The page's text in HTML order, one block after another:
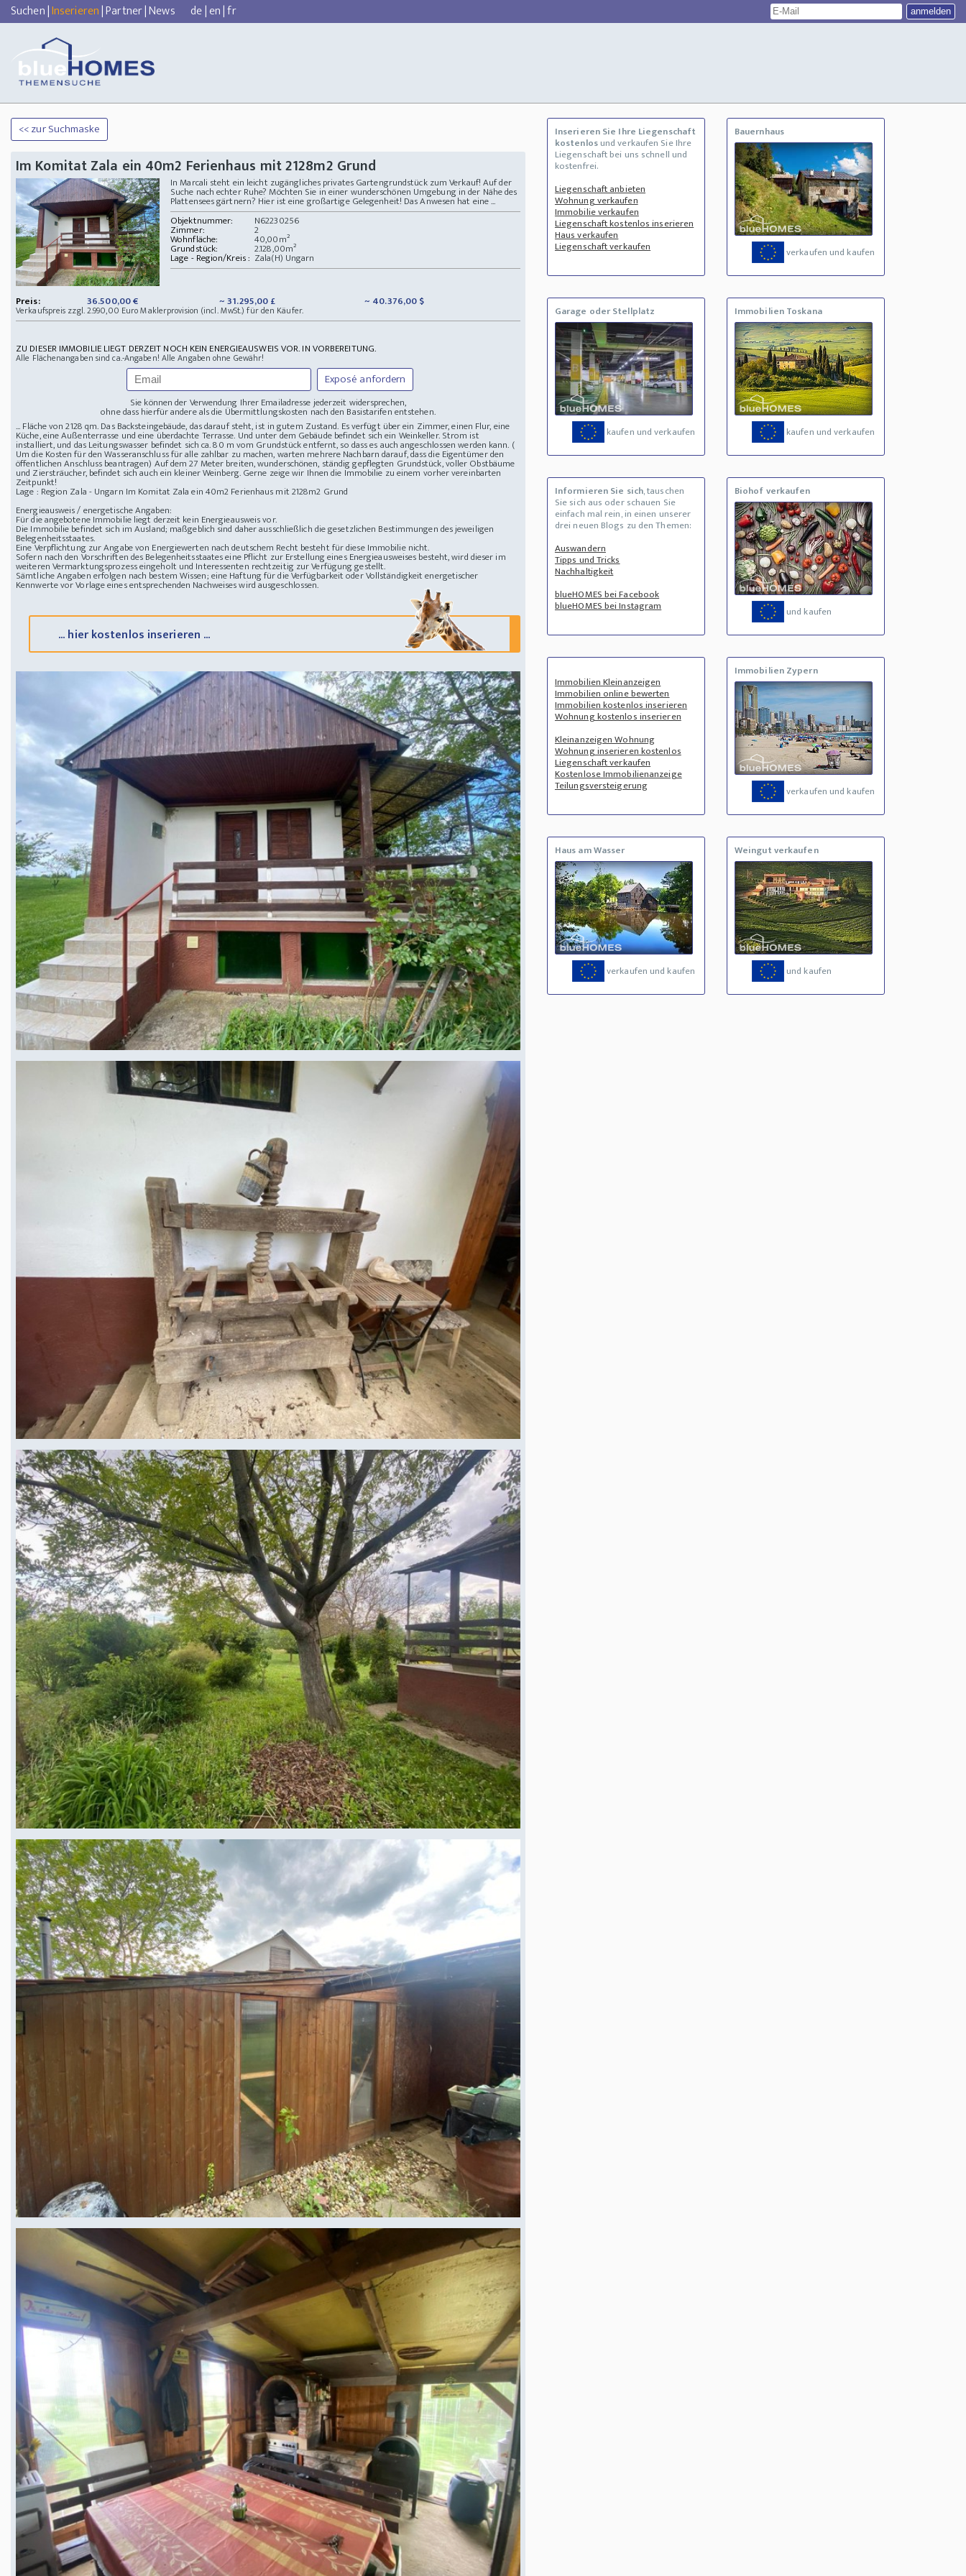
Suchen|Inserieren|Partner|News de|en|fr
<< zur Suchmaske
Im Komitat Zala ein 40m2 Ferienhaus mit 2128m2 Grund
In Marcali steht ein leicht zugängliches privates Gartengrundstück zum Verkauf! Auf der
Suche nach echter Ruhe? Möchten Sie in einer wunderschönen Umgebung in der Nähe des
Plattensees gärtnern? Hier ist eine großartige Gelegenheit! Das Anwesen hat eine ...
Objektnummer:
N62230256
Zimmer: 2
Wohnfläche: 40,00m²
Grundstück: 2.128,00m²
Lage - Region/Kreis : Zala(H) Ungarn
Preis: 36.500,00 € ~ 31.295,00 £ ~ 40.376,00 $
Verkaufspreis zzgl. 2.990,00 Euro Maklerprovision (incl. MwSt.) für den Käufer.
ZU DIESER IMMOBILIE LIEGT DERZEIT NOCH KEIN ENERGIEAUSWEIS VOR. IN VORBEREITUNG.
Alle Flächenangaben sind ca.-Angaben! Alle Angaben ohne Gewähr!
Exposé anfordern
Sie können der Verwendung Ihrer Emailadresse jederzeit widersprechen,
ohne dass hierfür andere als die Übermittlungskosten nach den Basistarifen entstehen.
... Fläche von 2128 qm. Das Backsteingebäude, das darauf steht, ist in gutem Zustand. Es verfügt über ein Zimmer, einen Flur, eine
Küche, eine Außenterrasse und eine überdachte Terrasse. Und unter dem Gebäude befindet sich ein Weinkeller. Strom ist
installiert, und das Leitungswasser befindet sich ca. 80 m vom Grundstück entfernt, so dass es auch angeschlossen werden kann. (
Um die Kosten für den Wasseranschluss für alle zahlbar zu machen, warten mehrere Nachbarn darauf, dass die Eigentümer den
öffentlichen Anschluss beantragen) Auf dem 27 Meter breiten, wunderschönen, ständig gepflegten Grundstück, voller Obstbäume
und Ziersträucher, befindet sich auch ein kleiner Weinberg. Gerne zeige wir Ihnen die Immobilie zu einem vorher vereinbarten
Zeitpunkt!
Lage : Region Zala - Ungarn Im Komitat Zala ein 40m2 Ferienhaus mit 2128m2 Grund
Energieausweis / energetische Angaben:
Für die angebotene Immobilie liegt derzeit kein Energieausweis vor.
Die Immobilie befindet sich im Ausland; maßgeblich sind daher ausschließlich die gesetzlichen Bestimmungen des jeweiligen
Belegenheitsstaates.
Eine Verpflichtung zur Angabe von Energiewerten nach deutschem Recht besteht für diese Immobilie nicht.
Sofern nach den Vorschriften des Belegenheitsstaates eine Pflicht zur Erstellung eines Energieausweises besteht, wird dieser im
weiteren Vermarktungsprozess eingeholt und Interessenten rechtzeitig zur Verfügung gestellt.
Sämtliche Angaben erfolgen nach bestem Wissen; eine Haftung für die Verfügbarkeit oder Vollständigkeit energetischer
Kennwerte vor Vorlage eines entsprechenden Nachweises wird ausgeschlossen.
... hier kostenlos inserieren ...
Inserieren Sie Ihre Liegenschaft
kostenlosund verkaufen Sie Ihre
Liegenschaft bei uns schnell und
kostenfrei.
Liegenschaft anbieten
Wohnung verkaufen
Immobilie verkaufen
Liegenschaft kostenlos inserieren
Haus verkaufen
Liegenschaft verkaufen
Bauernhaus
verkaufen und kaufen
Garage oder Stellplatz
kaufen und verkaufen
Immobilien Toskana
kaufen und verkaufen
Informieren Sie sich, tauschen
Sie sich aus oder schauen Sie
einfach mal rein, in einen unserer
drei neuen Blogs zu den Themen:
Auswandern
Tipps und Tricks
Nachhaltigkeit
blueHOMES bei Facebook
blueHOMES bei Instagram
Biohof verkaufen
und kaufen
Immobilien Kleinanzeigen
Immobilien online bewerten
Immobilien kostenlos inserieren
Wohnung kostenlos inserieren
Kleinanzeigen Wohnung
Wohnung inserieren kostenlos
Liegenschaft verkaufen
Kostenlose Immobilienanzeige
Teilungsversteigerung
Immobilien Zypern
verkaufen und kaufen
Haus am Wasser
verkaufen und kaufen
Weingut verkaufen
und kaufen